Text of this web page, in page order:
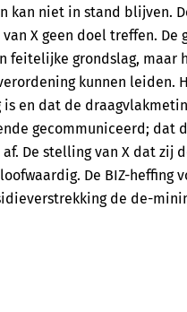
kan niet in stand blijven.
X geen doel treffen. De
feitelijke grondslag, maar
kunnen leiden.
en dat de
gecommuniceerd; dat
De stelling van X dat zij
De BIZ-heffing
de de-